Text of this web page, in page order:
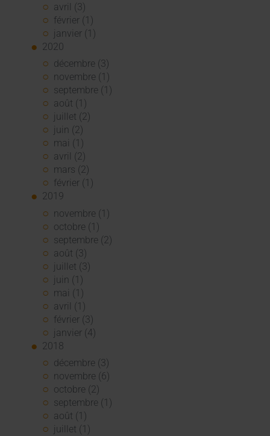
avril (3)
février (1)
janvier (1)
2020
décembre (3)
novembre (1)
septembre (1)
août (1)
juillet (2)
juin (2)
mai (1)
avril (2)
mars (2)
février (1)
2019
novembre (1)
octobre (1)
septembre (2)
août (3)
juillet (3)
juin (1)
mai (1)
avril (1)
février (3)
janvier (4)
2018
décembre (3)
novembre (6)
octobre (2)
septembre (1)
août (1)
juillet (1)